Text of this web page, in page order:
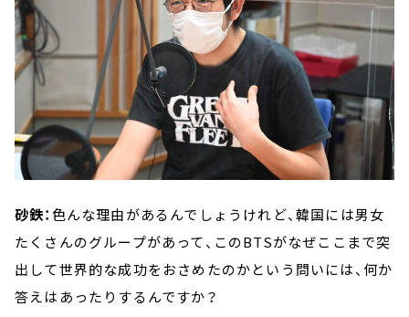
砂鉄：色んな理由があるんでしょうけれど、韓国には男女
たくさんのグループがあって、このBTSがなぜここまで突
出して世界的な成功をおさめたのかという問いには、何か
答えはあったりするんですか？